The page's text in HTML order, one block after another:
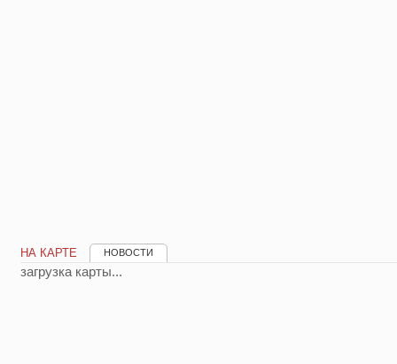
НА КАРТЕ НОВОСТИ
загрузка карты...